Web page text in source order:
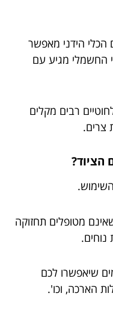
הכלי הידני מאפשר
החשמלי מגיע עם
רבים מקלים
צרים.
הציוד?
מטופלים תחזוקה
נוחים.
שיאפשרו לכם
הארכה, וכו'.